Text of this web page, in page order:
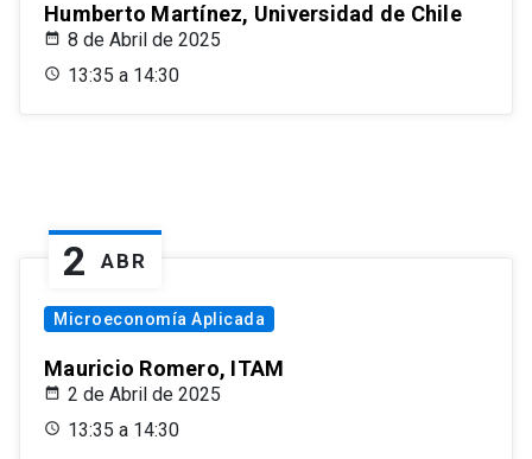
Humberto Martínez, Universidad de Chile
8 de Abril de 2025
13:35 a 14:30
2 ABR
Microeconomía Aplicada
Mauricio Romero, ITAM
2 de Abril de 2025
13:35 a 14:30